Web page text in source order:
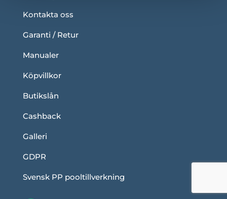
Kontakta oss
Garanti / Retur
Manualer
Köpvillkor
Butikslån
Cashback
Galleri
GDPR
Svensk PP pooltillverkning